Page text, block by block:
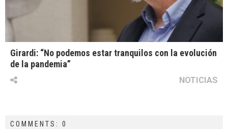
Girardi: “No podemos estar tranquilos con la evolución
de la pandemia”
NOTICIAS
COMMENTS: 0